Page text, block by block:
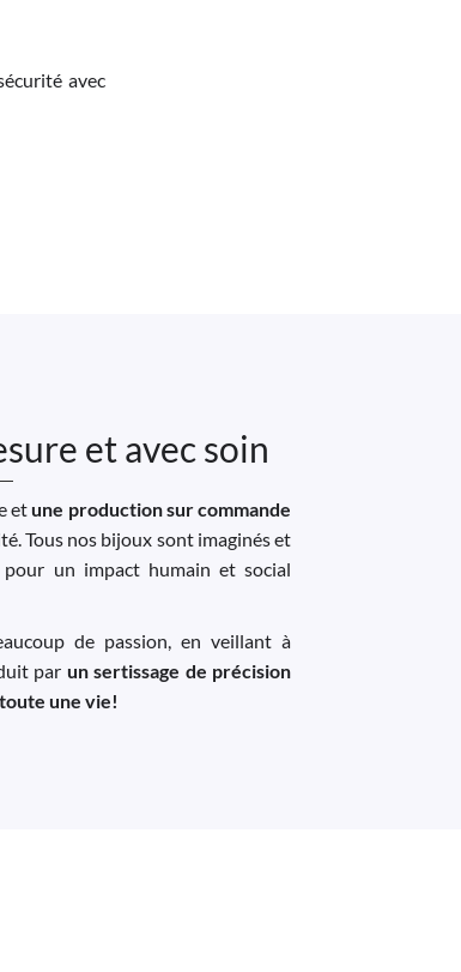
avec
et avec soin
etune production sur commande
Tous nos bijoux sont imaginés et
pour un impact humain et social
de passion, en veillant à
par un sertissage de précision
une vie!